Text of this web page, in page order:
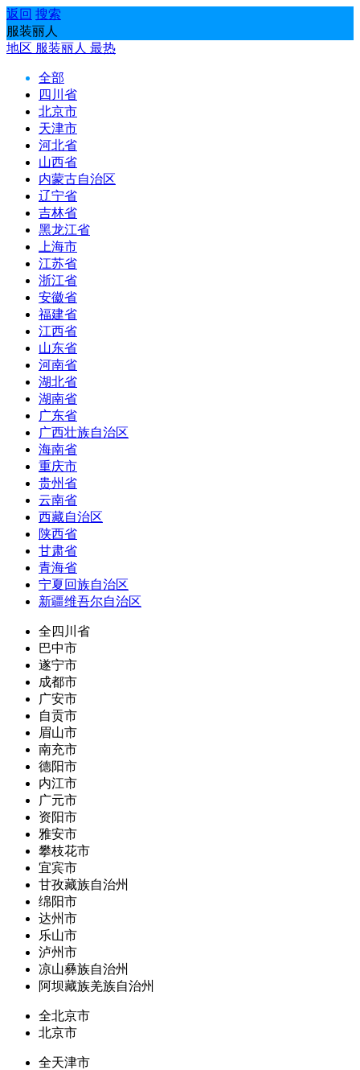
返回 搜索
服装丽人
地区 服装丽人 最热
全部
四川省
北京市
天津市
河北省
山西省
内蒙古自治区
辽宁省
吉林省
黑龙江省
上海市
江苏省
浙江省
安徽省
福建省
江西省
山东省
河南省
湖北省
湖南省
广东省
广西壮族自治区
海南省
重庆市
贵州省
云南省
西藏自治区
陕西省
甘肃省
青海省
宁夏回族自治区
新疆维吾尔自治区
全四川省
巴中市
遂宁市
成都市
广安市
自贡市
眉山市
南充市
德阳市
内江市
广元市
资阳市
雅安市
攀枝花市
宜宾市
甘孜藏族自治州
绵阳市
达州市
乐山市
泸州市
凉山彝族自治州
阿坝藏族羌族自治州
全北京市
北京市
全天津市